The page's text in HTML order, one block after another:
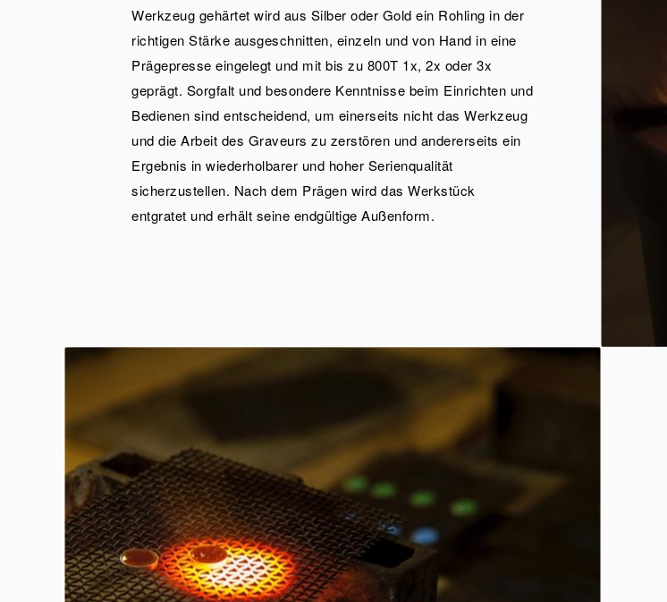
Werkzeug gehärtet wird aus Silber oder Gold ein Rohling in der
richtigen Stärke ausgeschnitten, einzeln und von Hand in eine
Prägepresse eingelegt und mit bis zu 800T 1x, 2x oder 3x
geprägt. Sorgfalt und besondere Kenntnisse beim Einrichten und
Bedienen sind entscheidend, um einerseits nicht das Werkzeug
und die Arbeit des Graveurs zu zerstören und andererseits ein
Ergebnis in wiederholbarer und hoher Serienqualität
sicherzustellen. Nach dem Prägen wird das Werkstück
entgratet und erhält seine endgültige Außenform.